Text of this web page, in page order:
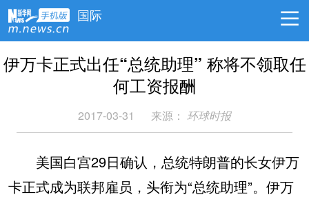
国际
伊万卡正式出任“总统助理” 称将不领取任
何工资报酬
2017-03-31 来源： 环球时报
美国白宫29日确认，总统特朗普的长女伊万
卡正式成为联邦雇员，头衔为“总统助理”。伊万